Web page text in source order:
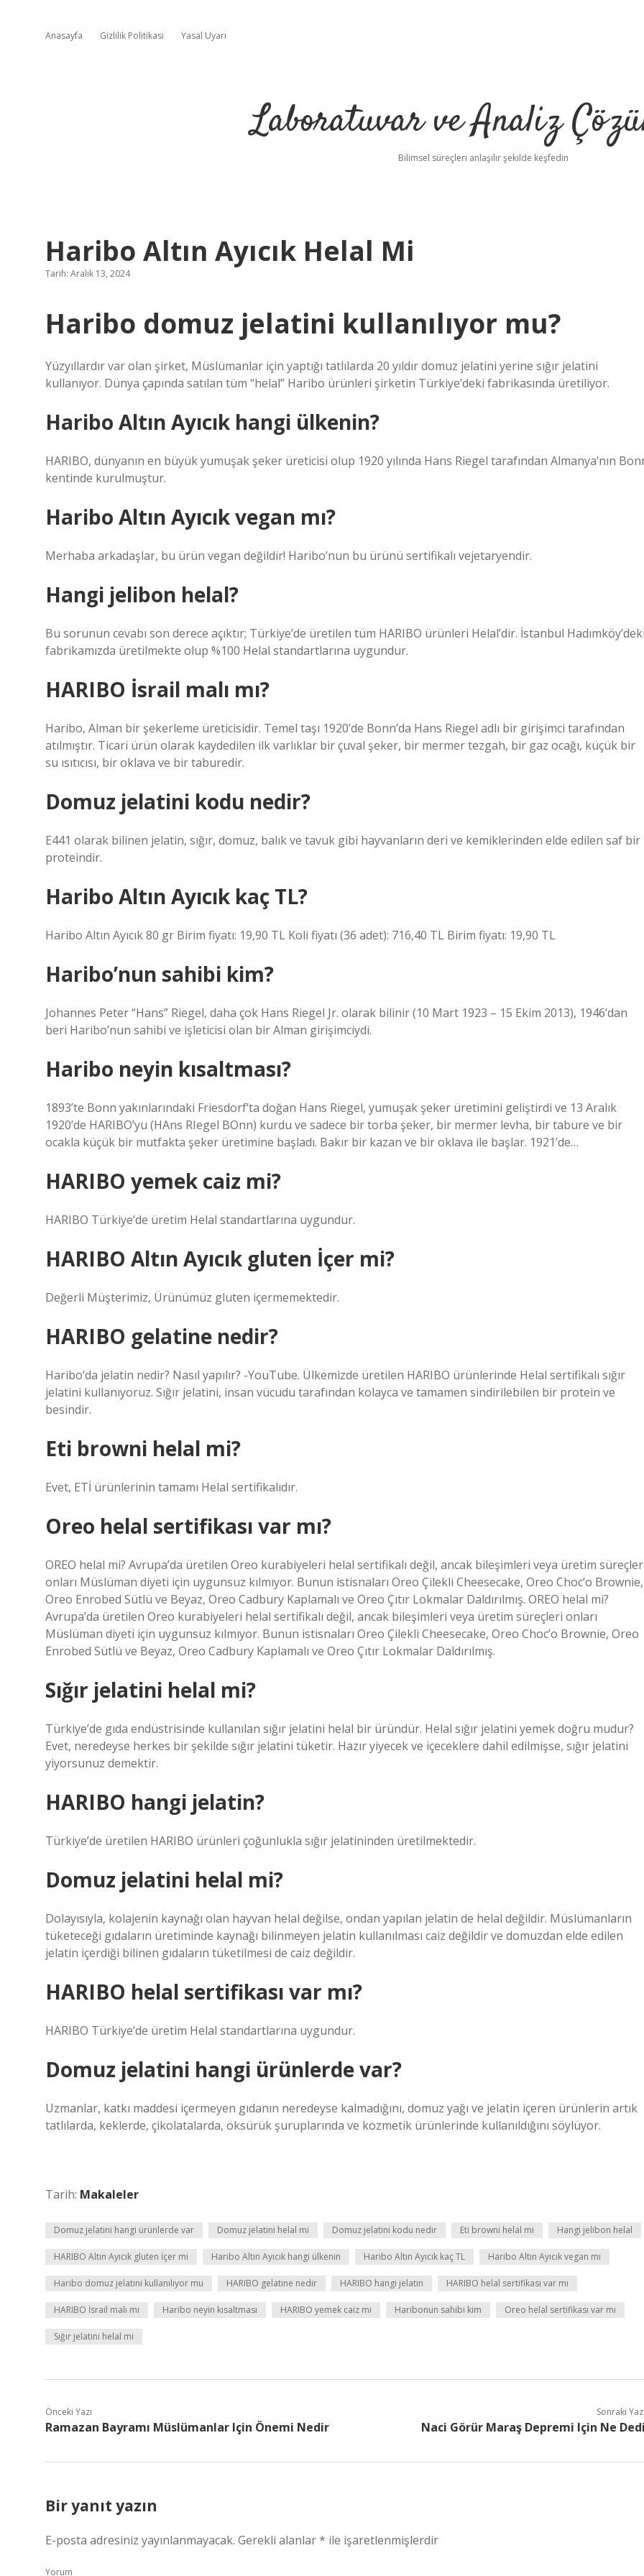
Anasayfa Gizlilik Politikası Yasal Uyarı
Laboratuvar ve Analiz
Bilimsel süreçleri anlaşılır şekilde keşfedin
Haribo Altın Ayıcık Helal Mi
Tarih: Aralık 13, 2024
Haribo domuz jelatini kullanılıyor mu?
Yüzyıllardır var olan şirket, Müslümanlar için yaptığı tatlılarda 20 yıldır domuz jelatini yerine sığır jelatini
kullanıyor. Dünya çapında satılan tüm “helal” Haribo ürünleri şirketin Türkiye’deki fabrikasında üretiliyor.
Haribo Altın Ayıcık hangi ülkenin?
HARIBO, dünyanın en büyük yumuşak şeker üreticisi olup 1920 yılında Hans Riegel tarafından Almanya’nın
kentinde kurulmuştur.
Haribo Altın Ayıcık vegan mı?
Merhaba arkadaşlar, bu ürün vegan değildir! Haribo’nun bu ürünü sertifikalı vejetaryendir.
Hangi jelibon helal?
Bu sorunun cevabı son derece açıktır; Türkiye’de üretilen tüm HARIBO ürünleri Helal’dir. İstanbul
fabrikamızda üretilmekte olup %100 Helal standartlarına uygundur.
HARIBO İsrail malı mı?
Haribo, Alman bir şekerleme üreticisidir. Temel taşı 1920’de Bonn’da Hans Riegel adlı bir girişimci tarafından
atılmıştır. Ticari ürün olarak kaydedilen ilk varlıklar bir çuval şeker, bir mermer tezgah, bir gaz ocağı, küçük bir
su ısıtıcısı, bir oklava ve bir taburedir.
Domuz jelatini kodu nedir?
E441 olarak bilinen jelatin, sığır, domuz, balık ve tavuk gibi hayvanların deri ve kemiklerinden elde edilen saf bir
proteindir.
Haribo Altın Ayıcık kaç TL?
Haribo Altın Ayıcık 80 gr Birim fiyatı: 19,90 TL Koli fiyatı (36 adet): 716,40 TL Birim fiyatı: 19,90 TL
Haribo’nun sahibi kim?
Johannes Peter “Hans” Riegel, daha çok Hans Riegel Jr. olarak bilinir (10 Mart 1923 – 15 Ekim 2013), 1946’dan
beri Haribo’nun sahibi ve işleticisi olan bir Alman girişimciydi.
Haribo neyin kısaltması?
1893’te Bonn yakınlarındaki Friesdorf’ta doğan Hans Riegel, yumuşak şeker üretimini geliştirdi ve 13 Aralık
1920’de HARIBO’yu (HAns RIegel BOnn) kurdu ve sadece bir torba şeker, bir mermer levha, bir tabure ve bir
ocakla küçük bir mutfakta şeker üretimine başladı. Bakır bir kazan ve bir oklava ile başlar. 1921’de…
HARIBO yemek caiz mi?
HARIBO Türkiye’de üretim Helal standartlarına uygundur.
HARIBO Altın Ayıcık gluten İçer mi?
Değerli Müşterimiz, Ürünümüz gluten içermemektedir.
HARIBO gelatine nedir?
Haribo’da jelatin nedir? Nasıl yapılır? -YouTube. Ülkemizde üretilen HARIBO ürünlerinde Helal sertifikalı sığır
jelatini kullanıyoruz. Sığır jelatini, insan vücudu tarafından kolayca ve tamamen sindirilebilen bir protein ve
besindir.
Eti browni helal mi?
Evet, ETİ ürünlerinin tamamı Helal sertifikalıdır.
Oreo helal sertifikası var mı?
OREO helal mi? Avrupa’da üretilen Oreo kurabiyeleri helal sertifikalı değil, ancak bileşimleri veya üretim
onları Müslüman diyeti için uygunsuz kılmıyor. Bunun istisnaları Oreo Çilekli Cheesecake, Oreo Choc’o Brownie,
Oreo Enrobed Sütlü ve Beyaz, Oreo Cadbury Kaplamalı ve Oreo Çıtır Lokmalar Daldırılmış. OREO helal mi?
Avrupa’da üretilen Oreo kurabiyeleri helal sertifikalı değil, ancak bileşimleri veya üretim süreçleri onları
Müslüman diyeti için uygunsuz kılmıyor. Bunun istisnaları Oreo Çilekli Cheesecake, Oreo Choc’o Brownie, Oreo
Enrobed Sütlü ve Beyaz, Oreo Cadbury Kaplamalı ve Oreo Çıtır Lokmalar Daldırılmış.
Sığır jelatini helal mi?
Türkiye’de gıda endüstrisinde kullanılan sığır jelatini helal bir üründür. Helal sığır jelatini yemek doğru mudur?
Evet, neredeyse herkes bir şekilde sığır jelatini tüketir. Hazır yiyecek ve içeceklere dahil edilmişse, sığır jelatini
yiyorsunuz demektir.
HARIBO hangi jelatin?
Türkiye’de üretilen HARIBO ürünleri çoğunlukla sığır jelatininden üretilmektedir.
Domuz jelatini helal mi?
Dolayısıyla, kolajenin kaynağı olan hayvan helal değilse, ondan yapılan jelatin de helal değildir. Müslümanların
tüketeceği gıdaların üretiminde kaynağı bilinmeyen jelatin kullanılması caiz değildir ve domuzdan elde edilen
jelatin içerdiği bilinen gıdaların tüketilmesi de caiz değildir.
HARIBO helal sertifikası var mı?
HARIBO Türkiye’de üretim Helal standartlarına uygundur.
Domuz jelatini hangi ürünlerde var?
Uzmanlar, katkı maddesi içermeyen gıdanın neredeyse kalmadığını, domuz yağı ve jelatin içeren ürünlerin artık
tatlılarda, keklerde, çikolatalarda, öksürük şuruplarında ve kozmetik ürünlerinde kullanıldığını söylüyor.
Tarih: Makaleler
Domuz jelatini hangi ürünlerde var Domuz jelatini helal mi Domuz jelatini kodu nedir Eti browni helal mi Hangi jelibon helal
HARIBO Altın Ayıcık gluten İçer mi Haribo Altın Ayıcık hangi ülkenin Haribo Altın Ayıcık kaç TL Haribo Altın Ayıcık vegan mı
Haribo domuz jelatini kullanılıyor mu HARIBO gelatine nedir HARIBO hangi jelatin HARIBO helal sertifikası var mı
HARIBO İsrail malı mı Haribo neyin kısaltması HARIBO yemek caiz mi Haribonun sahibi kim Oreo helal sertifikası var mı
Sığır jelatini helal mi
Önceki Yazı
Ramazan Bayramı Müslümanlar Için Önemi Nedir
Sonraki
Naci Görür Maraş Depremi Için Ne
Bir yanıt yazın
E-posta adresiniz yayınlanmayacak. Gerekli alanlar* ile işaretlenmişlerdir
Yorum